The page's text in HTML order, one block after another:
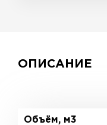
ОПИСАНИЕ
Объём, м3